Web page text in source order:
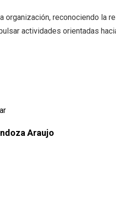
organización, reconociendo la
actividades orientadas
Araujo